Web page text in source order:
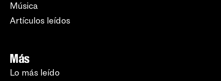
Música
Artículos leídos
Más
Lo más leído